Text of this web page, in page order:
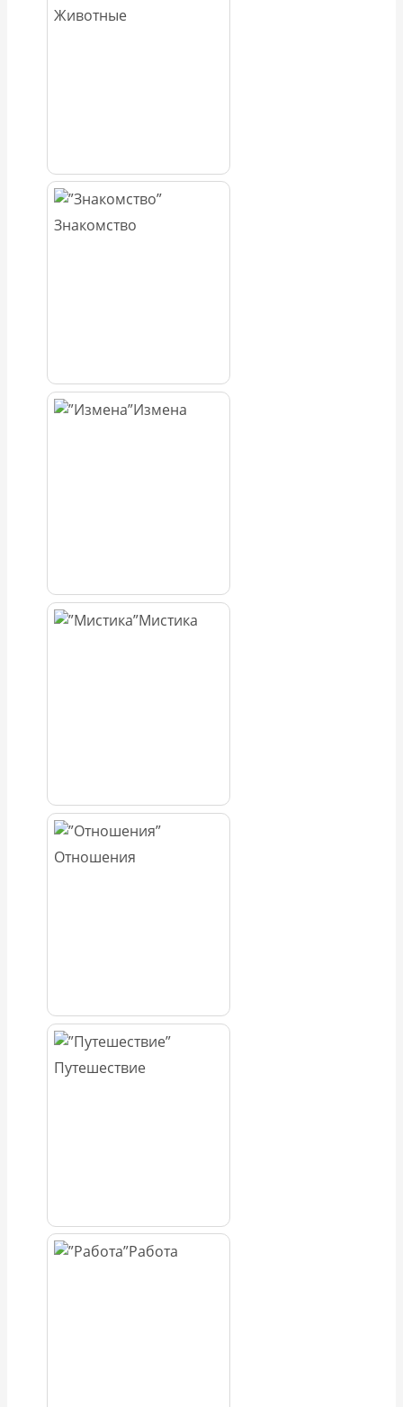
Животные
Знакомство
Измена
Мистика
Отношения
Путешествие
Работа